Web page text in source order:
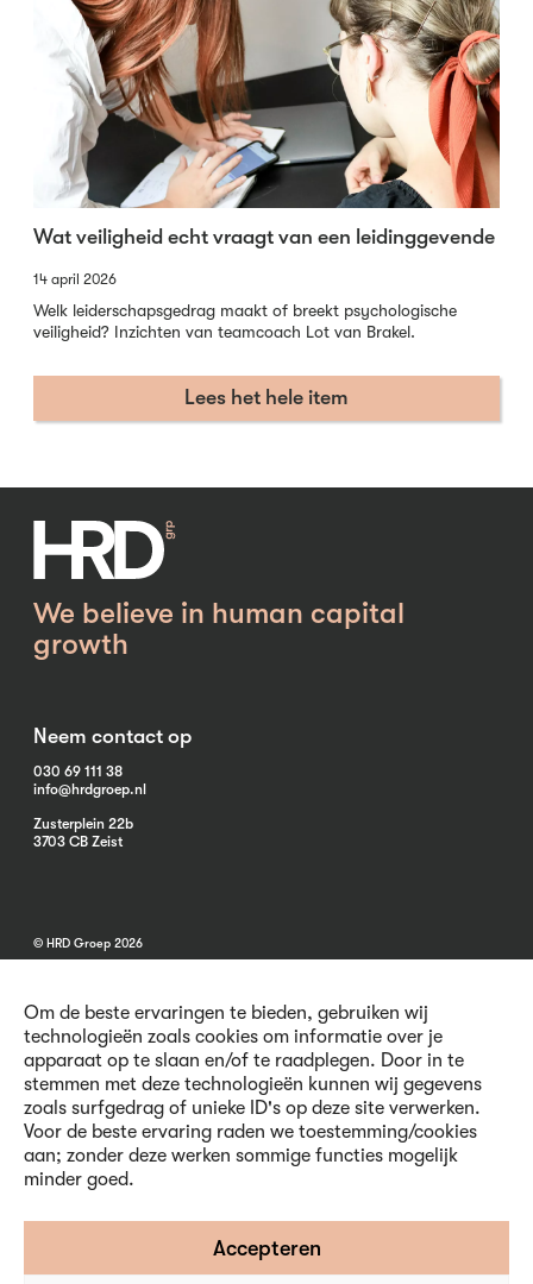
Om de beste ervaringen te bieden, gebruiken wij
technologieën zoals cookies om informatie over je
apparaat op te slaan en/of te raadplegen. Door in te
stemmen met deze technologieën kunnen wij gegevens
zoals surfgedrag of unieke ID's op deze site verwerken.
Voor de beste ervaring raden we toestemming/cookies
aan; zonder deze werken sommige functies mogelijk
minder goed.
Accepteren
Wat veiligheid echt vraagt van een leidinggevende
14 april 2026
Welk leiderschapsgedrag maakt of breekt psychologische
veiligheid? Inzichten van teamcoach Lot van Brakel.
Lees het hele item
We believe in human capital
growth
Neem contact op
030 69 111 38
info@hrdgroep.nl
Zusterplein 22b
3703 CB Zeist
© HRD Groep 2026
Algemene informatie
Contact
Voorwaarden
Privacy en Cookies
Volg ons